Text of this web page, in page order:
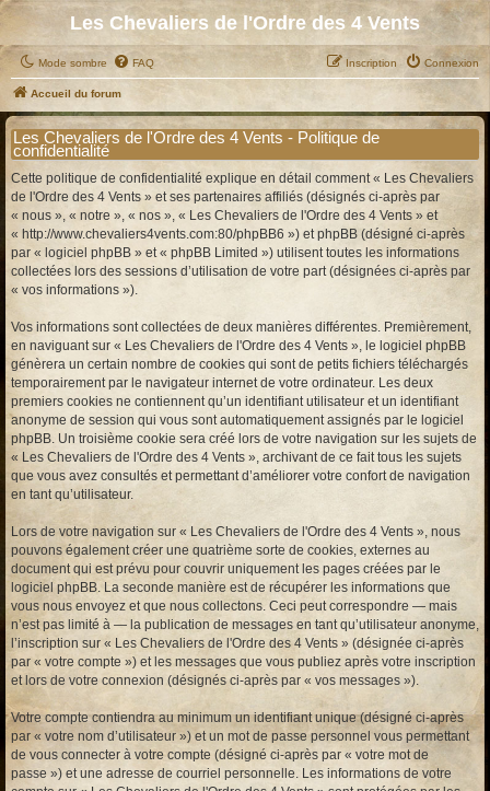
Les Chevaliers de l'Ordre des 4 Vents
Mode sombre FAQ Connexion
Inscription
Accueil du forum
Les Chevaliers de l'Ordre des 4 Vents - Politique de
confidentialité
Cette politique de confidentialité explique en détail comment « Les Chevaliers
de l'Ordre des 4 Vents » et ses partenaires affiliés (désignés ci-après par
« nous », « notre », « nos », « Les Chevaliers de l'Ordre des 4 Vents » et
« http://www.chevaliers4vents.com:80/phpBB6 ») et phpBB (désigné ci-après
par « logiciel phpBB » et « phpBB Limited ») utilisent toutes les informations
collectées lors des sessions d’utilisation de votre part (désignées ci-après par
« vos informations »).
Vos informations sont collectées de deux manières différentes. Premièrement,
en naviguant sur « Les Chevaliers de l'Ordre des 4 Vents », le logiciel phpBB
génèrera un certain nombre de cookies qui sont de petits fichiers téléchargés
temporairement par le navigateur internet de votre ordinateur. Les deux
premiers cookies ne contiennent qu’un identifiant utilisateur et un identifiant
anonyme de session qui vous sont automatiquement assignés par le logiciel
phpBB. Un troisième cookie sera créé lors de votre navigation sur les sujets de
« Les Chevaliers de l'Ordre des 4 Vents », archivant de ce fait tous les sujets
que vous avez consultés et permettant d’améliorer votre confort de navigation
en tant qu’utilisateur.
Lors de votre navigation sur « Les Chevaliers de l'Ordre des 4 Vents », nous
pouvons également créer une quatrième sorte de cookies, externes au
document qui est prévu pour couvrir uniquement les pages créées par le
logiciel phpBB. La seconde manière est de récupérer les informations que
vous nous envoyez et que nous collectons. Ceci peut correspondre — mais
n’est pas limité à — la publication de messages en tant qu’utilisateur anonyme,
l’inscription sur « Les Chevaliers de l'Ordre des 4 Vents » (désignée ci-après
par « votre compte ») et les messages que vous publiez après votre inscription
et lors de votre connexion (désignés ci-après par « vos messages »).
Votre compte contiendra au minimum un identifiant unique (désigné ci-après
par « votre nom d’utilisateur ») et un mot de passe personnel vous permettant
de vous connecter à votre compte (désigné ci-après par « votre mot de
passe ») et une adresse de courriel personnelle. Les informations de votre